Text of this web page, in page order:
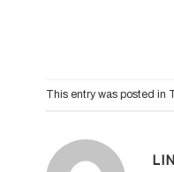
This entry was posted in